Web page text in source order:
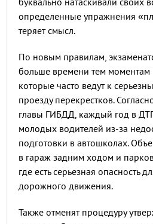
определенные упражнения
теряет смысл.
По новым правилам,
больше времени тем моментам
которые часто ведут к
проезду перекрестков.
главы ГИБДД, каждый год в
молодых водителей из-за
подготовки в автошколах.
в гараж задним ходом и
где есть серьезная опасность
дорожного движения.
Также отменят процедуру